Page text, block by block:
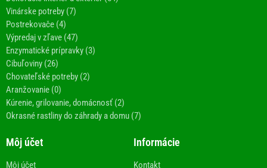
Vinárske potreby (7)
Postrekovače (4)
Výpredaj v zľave (47)
Enzymatické prípravky (3)
Cibuľoviny (26)
Chovateľské potreby (2)
Aranžovanie (0)
Kúrenie, grilovanie, domácnosť (2)
Okrasné rastliny do záhrady a domu (7)
Môj účet
Môj účet
Informácie
Kontakt